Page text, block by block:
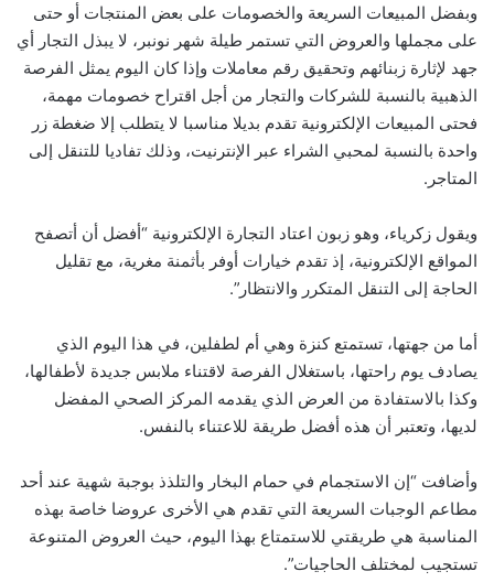
وبفضل المبيعات السريعة والخصومات على بعض المنتجات أو حتى
على مجملها والعروض التي تستمر طيلة شهر نونبر، لا يبذل التجار أي
جهد لإثارة زبنائهم وتحقيق رقم معاملات وإذا كان اليوم يمثل الفرصة
الذهبية بالنسبة للشركات والتجار من أجل اقتراح خصومات مهمة،
فحتى المبيعات الإلكترونية تقدم بديلا مناسبا لا يتطلب إلا ضغطة زر
واحدة بالنسبة لمحبي الشراء عبر الإنترنيت، وذلك تفاديا للتنقل إلى
المتاجر.
ويقول زكرياء، وهو زبون اعتاد التجارة الإلكترونية “أفضل أن أتصفح
المواقع الإلكترونية، إذ تقدم خيارات أوفر بأثمنة مغرية، مع تقليل
الحاجة إلى التنقل المتكرر والانتظار”.
أما من جهتها، تستمتع كنزة وهي أم لطفلين، في هذا اليوم الذي
يصادف يوم راحتها، باستغلال الفرصة لاقتناء ملابس جديدة لأطفالها،
وكذا بالاستفادة من العرض الذي يقدمه المركز الصحي المفضل
لديها، وتعتبر أن هذه أفضل طريقة للاعتناء بالنفس.
وأضافت “إن الاستجمام في حمام البخار والتلذذ بوجبة شهية عند أحد
مطاعم الوجبات السريعة التي تقدم هي الأخرى عروضا خاصة بهذه
المناسبة هي طريقتي للاستمتاع بهذا اليوم، حيث العروض المتنوعة
تستجيب لمختلف الحاجيات”.